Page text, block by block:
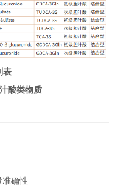
表
酸类物质
确性